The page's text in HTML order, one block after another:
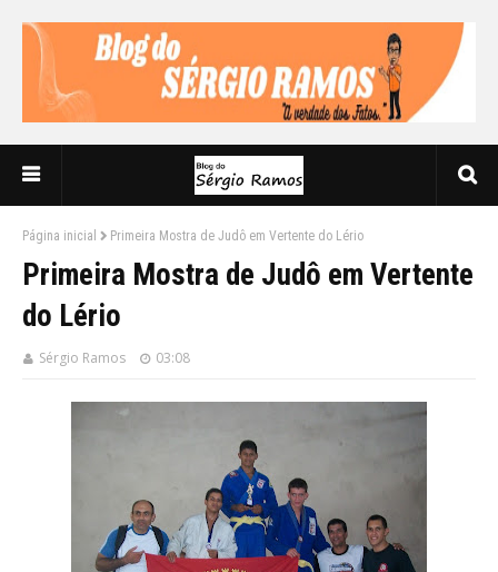
Página inicial Primeira Mostra de Judô em Vertente do Lério
Primeira Mostra de Judô em Vertente
do Lério
Sérgio Ramos 03:08